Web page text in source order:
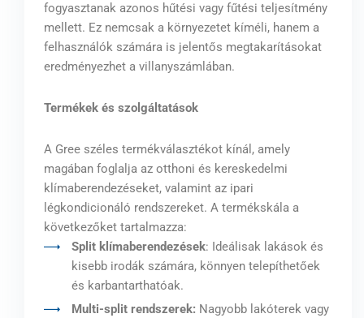
fogyasztanak azonos hűtési vagy fűtési teljesítmény
mellett. Ez nemcsak a környezetet kíméli, hanem a
felhasználók számára is jelentős megtakarításokat
eredményezhet a villanyszámlában.
Termékek és szolgáltatások
A Gree széles termékválasztékot kínál, amely
magában foglalja az otthoni és kereskedelmi
klímaberendezéseket, valamint az ipari
légkondicionáló rendszereket. A termékskála a
következőket tartalmazza:
Split klímaberendezések: Ideálisak lakások és
kisebb irodák számára, könnyen telepíthetőek
és karbantarthatóak.
Multi-split rendszerek: Nagyobb lakóterek vagy